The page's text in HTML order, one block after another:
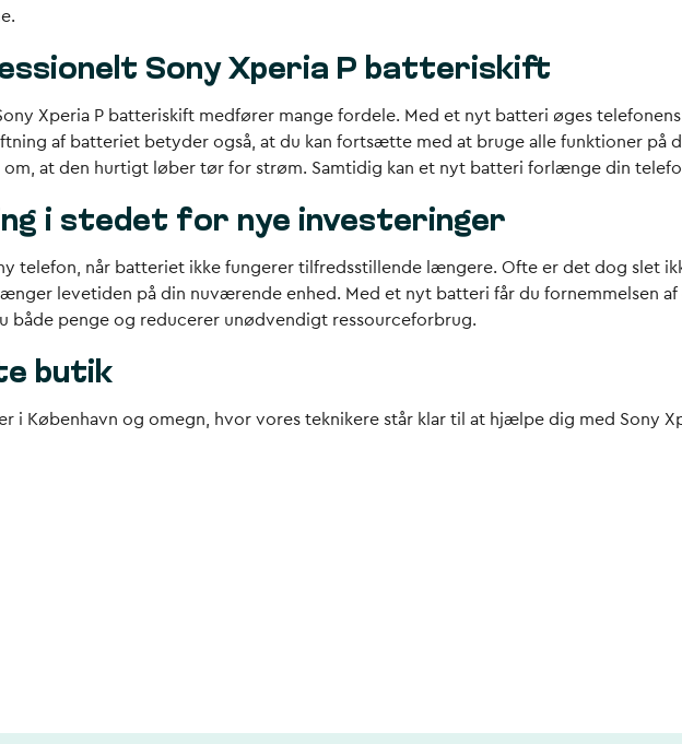
Sony Xperia P batteriskift
Xperia P batteriskift medfører mange fordele. Med et nyt batteri øges
af batteriet betyder også, at du kan fortsætte med at bruge alle funktioner på
om, at den hurtigt løber tør for strøm. Samtidig kan et nyt batteri forlænge din
i stedet for nye investeringer
telefon, når batteriet ikke fungerer tilfredsstillende længere. Ofte er det dog slet
levetiden på din nuværende enhed. Med et nyt batteri får du fornemmelsen
både penge og reducerer unødvendigt ressourceforbrug.
butik
i København og omegn, hvor vores teknikere står klar til at hjælpe dig med Sony